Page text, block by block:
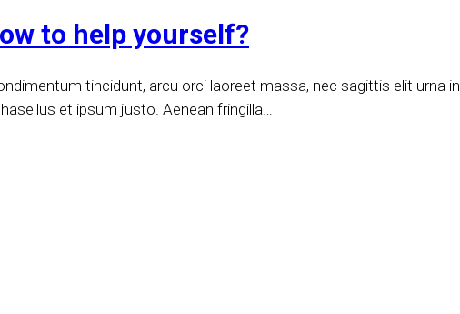
to help yourself?
tincidunt, arcu orci laoreet massa, nec sagittis elit urna in
et ipsum justo. Aenean fringilla…